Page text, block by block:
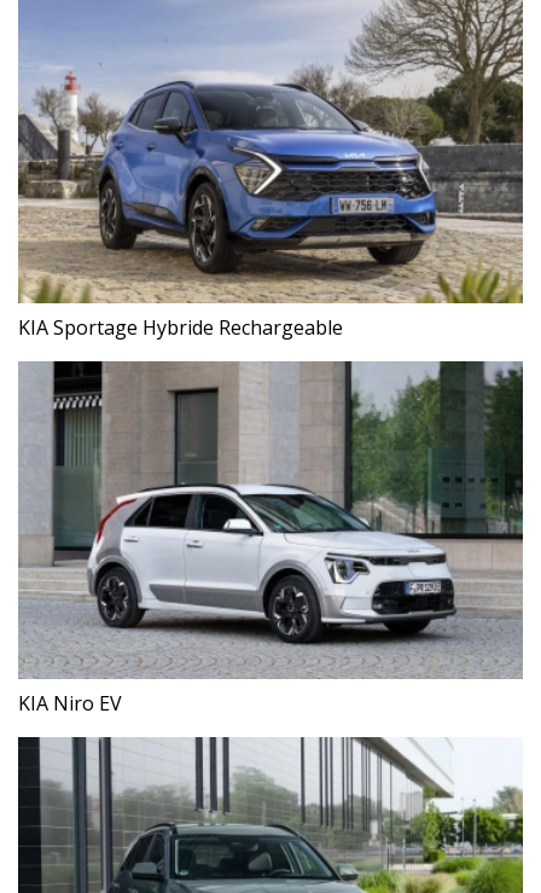
KIA Sportage Hybride Rechargeable
KIA Niro EV